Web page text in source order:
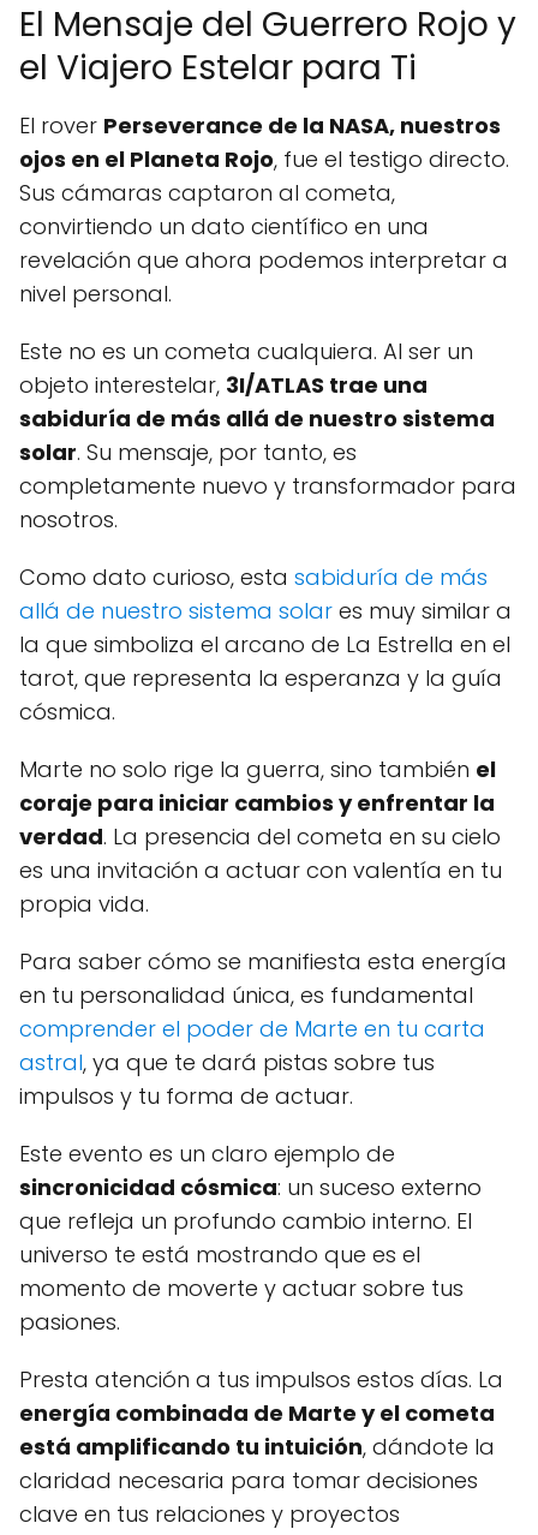
El Mensaje del Guerrero Rojo y
el Viajero Estelar para Ti
El rover Perseverance de la NASA, nuestros
ojos en el Planeta Rojo, fue el testigo directo.
Sus cámaras captaron al cometa,
convirtiendo un dato científico en una
revelación que ahora podemos interpretar a
nivel personal.
Este no es un cometa cualquiera. Al ser un
objeto interestelar, 3I/ATLAS trae una
sabiduría de más allá de nuestro sistema
solar. Su mensaje, por tanto, es
completamente nuevo y transformador para
nosotros.
Como dato curioso, esta sabiduría de más
allá de nuestro sistema solar es muy similar a
la que simboliza el arcano de La Estrella en el
tarot, que representa la esperanza y la guía
cósmica.
Marte no solo rige la guerra, sino también el
coraje para iniciar cambios y enfrentar la
verdad. La presencia del cometa en su cielo
es una invitación a actuar con valentía en tu
propia vida.
Para saber cómo se manifiesta esta energía
en tu personalidad única, es fundamental
comprender el poder de Marte en tu carta
astral, ya que te dará pistas sobre tus
impulsos y tu forma de actuar.
Este evento es un claro ejemplo de
sincronicidad cósmica: un suceso externo
que refleja un profundo cambio interno. El
universo te está mostrando que es el
momento de moverte y actuar sobre tus
pasiones.
Presta atención a tus impulsos estos días. La
energía combinada de Marte y el cometa
está amplificando tu intuición, dándote la
claridad necesaria para tomar decisiones
clave en tus relaciones y proyectos